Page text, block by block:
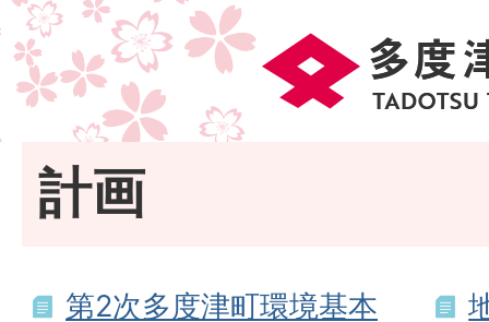
計画
第2次多度津町環境基本